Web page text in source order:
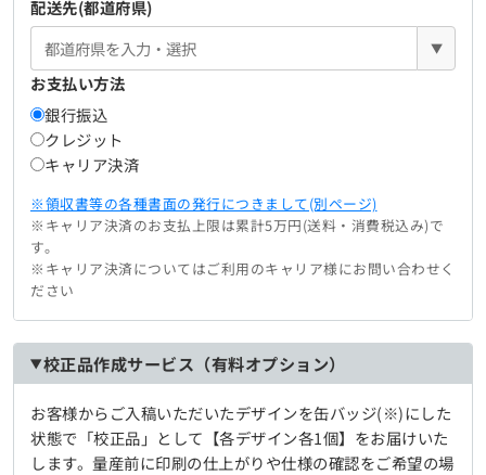
配送先(都道府県)
▼
お支払い方法
銀行振込
クレジット
キャリア決済
※領収書等の各種書面の発行につきまして(別ページ)
※キャリア決済のお支払上限は累計5万円(送料・消費税込み)で
す。
※キャリア決済についてはご利用のキャリア様にお問い合わせく
ださい
校正品作成サービス（有料オプション）
お客様からご入稿いただいたデザインを缶バッジ(※)にした
状態で「校正品」として【各デザイン各1個】をお届けいた
します。量産前に印刷の仕上がりや仕様の確認をご希望の場